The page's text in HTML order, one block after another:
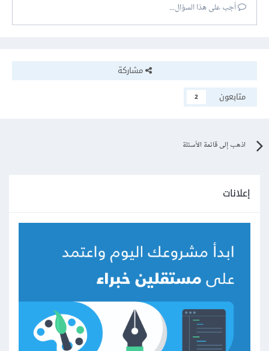
أجب على هذا السؤال...
مشاركة
متابعون
2
اذهب إلى قائمة الأسئلة
إعلانات